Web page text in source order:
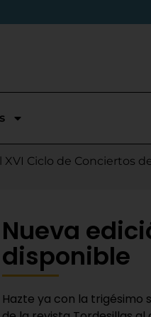
temporada en
Nieves
Ciclo de Conciertos
sábado
la salida de Víctor
Fiestas del Novillo
Bravas y logra un
adaptado a la actualidad»
Nueva
disponible
Hazte ya con la trigésimo